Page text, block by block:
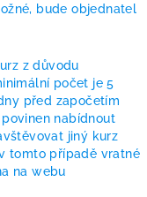
bude objednatel
z důvodu
počet je 5
před započetím
nabídnout
jiný kurz
tomto případě vratné
na webu